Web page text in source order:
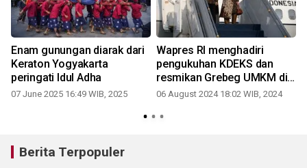
Enam gunungan diarak dari
Keraton Yogyakarta
peringati Idul Adha
07 June 2025 16:49 WIB, 2025
Wapres RI menghadiri
pengukuhan KDEKS dan
resmikan Grebeg UMKM di
DIY
06 August 2024 18:02 WIB, 2024
Berita Terpopuler